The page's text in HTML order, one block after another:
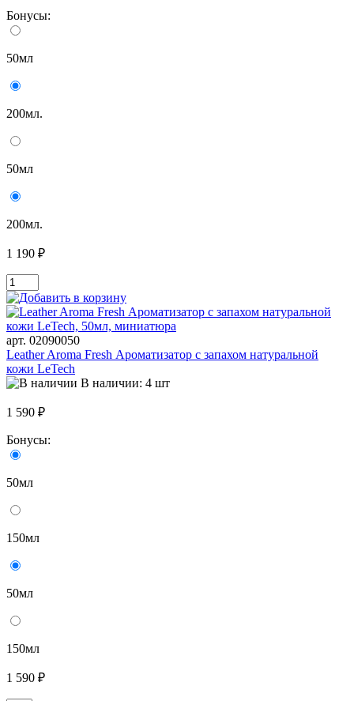
Бонусы:
50мл
200мл.
50мл
200мл.
1 190 ₽
арт. 02090050
Leather Aroma Fresh Ароматизатор с запахом натуральной
кожи LeTech
В наличии: 4 шт
1 590 ₽
Бонусы:
50мл
150мл
50мл
150мл
1 590 ₽